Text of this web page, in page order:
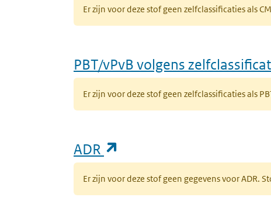
Er zijn voor deze stof geen zelfclassificaties als
PBT/vPvB volgens
Er zijn voor deze stof geen zelfclassificaties als
ADR
Er zijn voor deze stof geen gegevens voor